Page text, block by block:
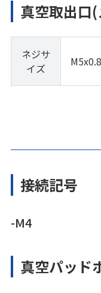
真空取出口
ネジサ
イズ
M5x0.8
接続記号
-M4
真空パッド